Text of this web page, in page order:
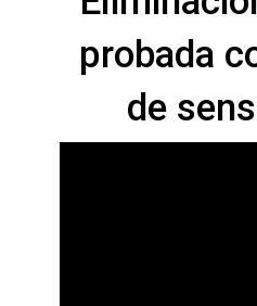
probada
de